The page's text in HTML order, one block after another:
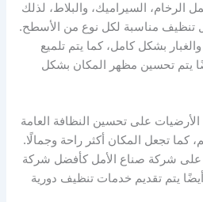
الرخام، السيراميك، والبلاط، لذلك
تنظيف مناسبة لكل نوع من الأسطح.
بشكل كامل، كما يتم تلميع
يتم تحسين مظهر المكان بشكل
على تحسين النظافة العامة
كما تجعل المكان أكثر راحة وجمالًا.
على شركة صناع الأمل كأفضل شركة
يتم تقديم خدمات تنظيف دورية